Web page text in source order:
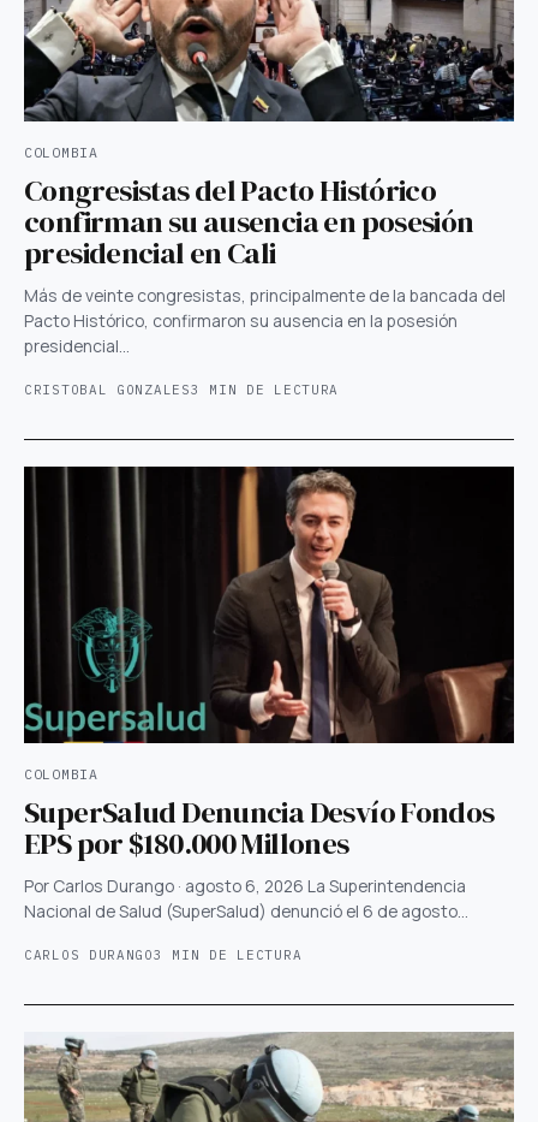
COLOMBIA
Congresistas del Pacto Histórico
confirman su ausencia en posesión
presidencial en Cali
Más de veinte congresistas, principalmente de la bancada del
Pacto Histórico, confirmaron su ausencia en la posesión
presidencial…
CRISTOBAL GONZALES3 MIN DE LECTURA
COLOMBIA
SuperSalud Denuncia Desvío Fondos
EPS por $180.000 Millones
Por Carlos Durango · agosto 6, 2026 La Superintendencia
Nacional de Salud (SuperSalud) denunció el 6 de agosto…
CARLOS DURANGO3 MIN DE LECTURA